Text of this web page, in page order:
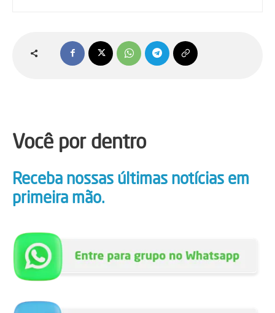
Você por dentro
Receba nossas últimas notícias em
primeira mão.